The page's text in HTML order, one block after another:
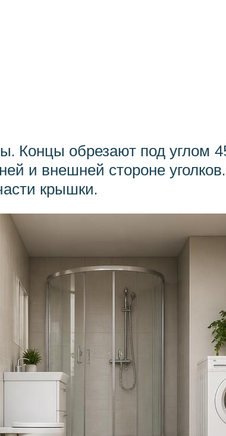
Концы обрезают под углом
и внешней стороне
крышки.